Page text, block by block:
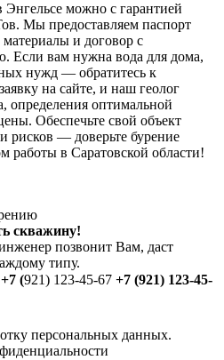
Энгельсе можно с гарантией
Мы предоставляем паспорт
и договор с
Если вам нужна вода для дома,
нужд — обратитесь к
на сайте, и наш геолог
определения оптимальной
Обеспечьте свой объект
рисков — доверьте бурение
работы в Саратовской области!
скважину!
позвонит Вам, даст
типу.
+7 (921) 123-45-67 +7 (921) 123-45-
персональных данных.